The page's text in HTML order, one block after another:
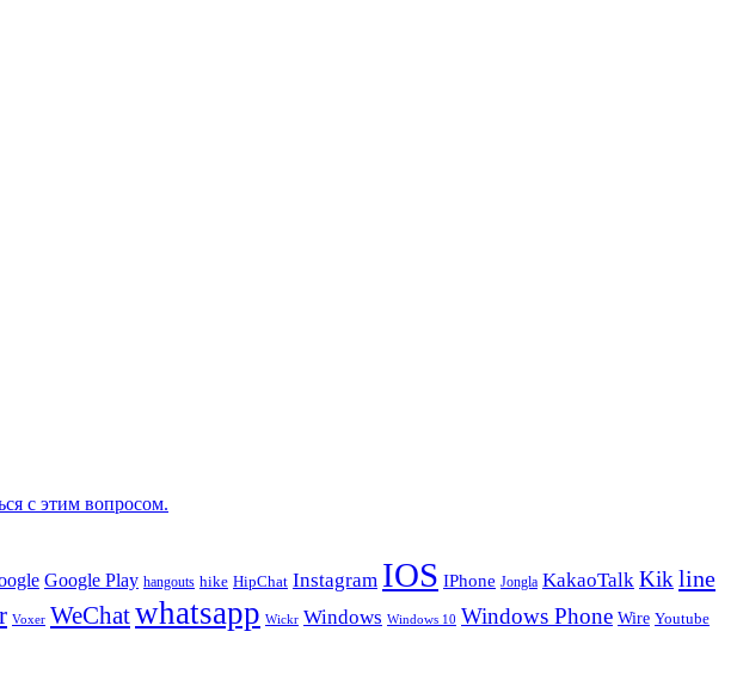
с этим вопросом.
Google Play hangouts hike HipChat Instagram IOS IPhone Jongla KakaoTalk Kikline
Voxer WeChatwhatsapp Wickr Windows Windows 10 Windows Phone Wire Youtube